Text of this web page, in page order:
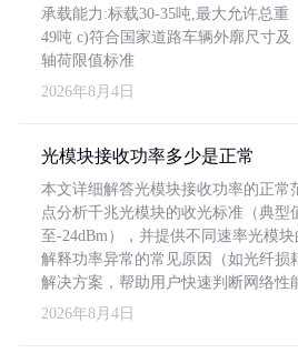
承载能力:标载30-35吨,最大允许总重
49吨 c)符合国家道路车辆外廓尺寸及
轴荷限值标准
2026年8月4日
光模块接收功率多少是正常
本文详细解答光模块接收功率的正常
点分析千兆光模块的收光标准（典型
至-24dBm），并提供不同速率光模
解释功率异常的常见原因（如光纤损
解决方案，帮助用户快速判断网络性
2026年8月4日